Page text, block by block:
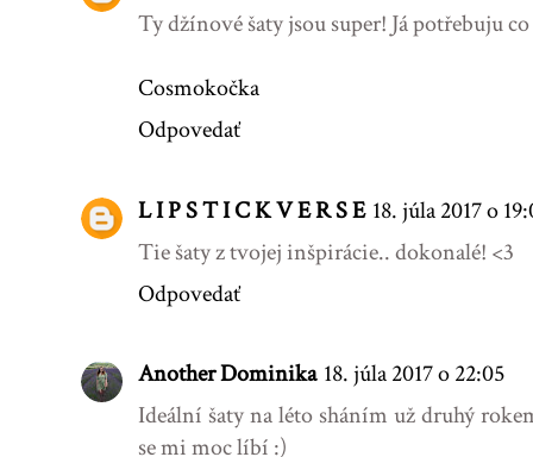
Ty džínové šaty jsou super! Já potřebuju
Cosmokočka
Odpovedať
L I P S T I C K V E R S E 18. júla 2017 o
Tie šaty z tvojej inšpirácie.. dokonalé! <3
Odpovedať
Another Dominika 18. júla 2017 o 22:05
Ideální šaty na léto sháním už druhý
se mi moc líbí :)